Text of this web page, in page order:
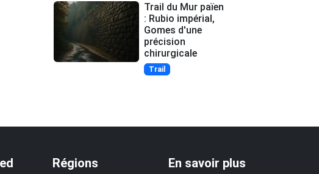
Trail du Mur païen
: Rubio impérial,
Gomes d'une
précision
chirurgicale
Trail
Régions En savoir plus